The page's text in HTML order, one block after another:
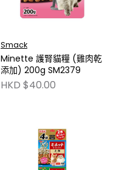
Smack
Minette 護腎貓糧 (雞肉乾
添加) 200g SM2379
HKD $40.00